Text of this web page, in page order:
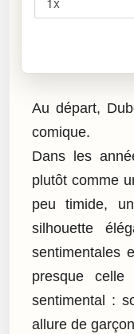
Au départ,
comique.
Dans les
plutôt comme
peu timide,
silhouette
sentimentales
presque
sentimental :
allure de